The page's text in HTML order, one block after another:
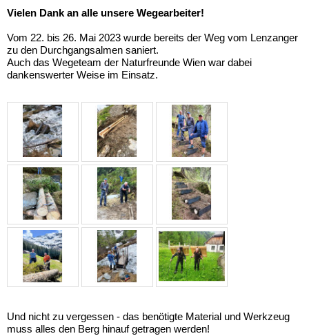
Vielen Dank an alle unsere Wegearbeiter!
Vom 22. bis 26. Mai 2023 wurde bereits der Weg vom Lenzanger
zu den Durchgangsalmen saniert.
Auch das Wegeteam der Naturfreunde Wien war dabei
dankenswerter Weise im Einsatz.
Und nicht zu vergessen - das benötigte Material und Werkzeug
muss alles den Berg hinauf getragen werden!